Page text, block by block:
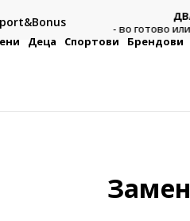
платежна
- во готово
Деца Спортови Брендови